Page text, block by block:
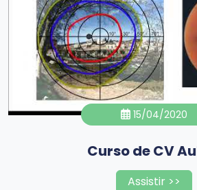
15/04/2020
Curso de CV
Assistir >>